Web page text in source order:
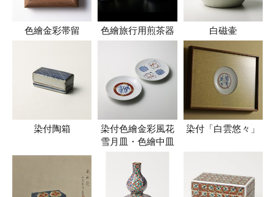
色繪金彩帯留 色繪旅行用煎茶器 白磁壷
染付陶箱
染付色繪金彩風花
雪月皿・色繪中皿
染付「白雲悠々」